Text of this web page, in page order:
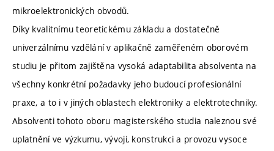
mikroelektronických obvodů.
Díky kvalitnímu teoretickému základu a dostatečně
univerzálnímu vzdělání v aplikačně zaměřeném oborovém
studiu je přitom zajištěna vysoká adaptabilita absolventa na
všechny konkrétní požadavky jeho budoucí profesionální
praxe, a to i v jiných oblastech elektroniky a elektrotechniky.
Absolventi tohoto oboru magisterského studia naleznou své
uplatnění ve výzkumu, vývoji, konstrukci a provozu vysoce